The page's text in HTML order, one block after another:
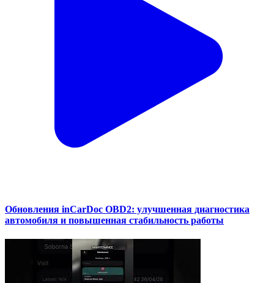
Обновления inCarDoc OBD2: улучшенная диагностика
автомобиля и повышенная стабильность работы